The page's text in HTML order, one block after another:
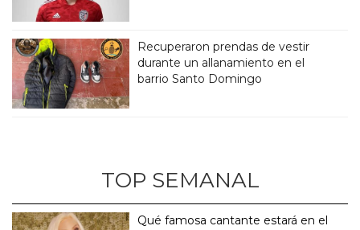
Recuperaron prendas de vestir
durante un allanamiento en el
barrio Santo Domingo
TOP SEMANAL
Qué famosa cantante estará en el